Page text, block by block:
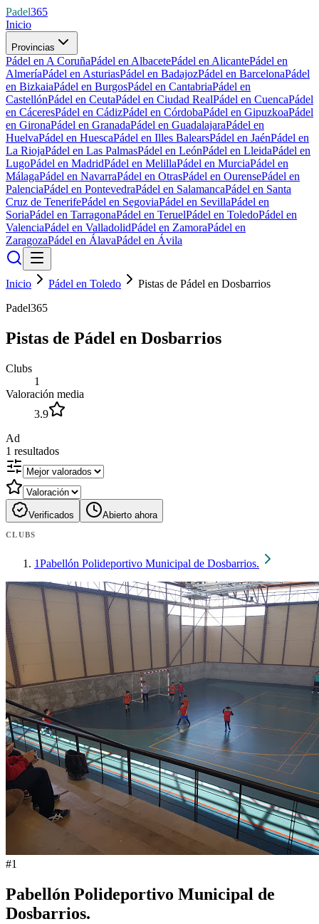
Padel365
Inicio
Provincias
Pádel en A CoruñaPádel en AlbacetePádel en AlicantePádel en
AlmeríaPádel en AsturiasPádel en BadajozPádel en BarcelonaPádel
en BizkaiaPádel en BurgosPádel en CantabriaPádel en
CastellónPádel en CeutaPádel en Ciudad RealPádel en CuencaPádel
en CáceresPádel en CádizPádel en CórdobaPádel en GipuzkoaPádel
en GironaPádel en GranadaPádel en GuadalajaraPádel en
HuelvaPádel en HuescaPádel en Illes BalearsPádel en JaénPádel en
La RiojaPádel en Las PalmasPádel en LeónPádel en LleidaPádel en
LugoPádel en MadridPádel en MelillaPádel en MurciaPádel en
MálagaPádel en NavarraPádel en OtrasPádel en OurensePádel en
PalenciaPádel en PontevedraPádel en SalamancaPádel en Santa
Cruz de TenerifePádel en SegoviaPádel en SevillaPádel en
SoriaPádel en TarragonaPádel en TeruelPádel en ToledoPádel en
ValenciaPádel en ValladolidPádel en ZamoraPádel en
ZaragozaPádel en ÁlavaPádel en Ávila
Inicio Pádel en Toledo
Pistas de Pádel en Dosbarrios
Padel365
Pistas de Pádel en Dosbarrios
Clubs
1
Valoración media
3.9
Ad
1 resultados
Verificados Abierto ahora
CLUBS
1Pabellón Polideportivo Municipal de Dosbarrios.
#1
Pabellón Polideportivo Municipal de
Dosbarrios.